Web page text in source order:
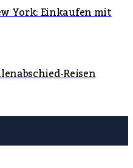
York: Einkaufen mit
Reisen